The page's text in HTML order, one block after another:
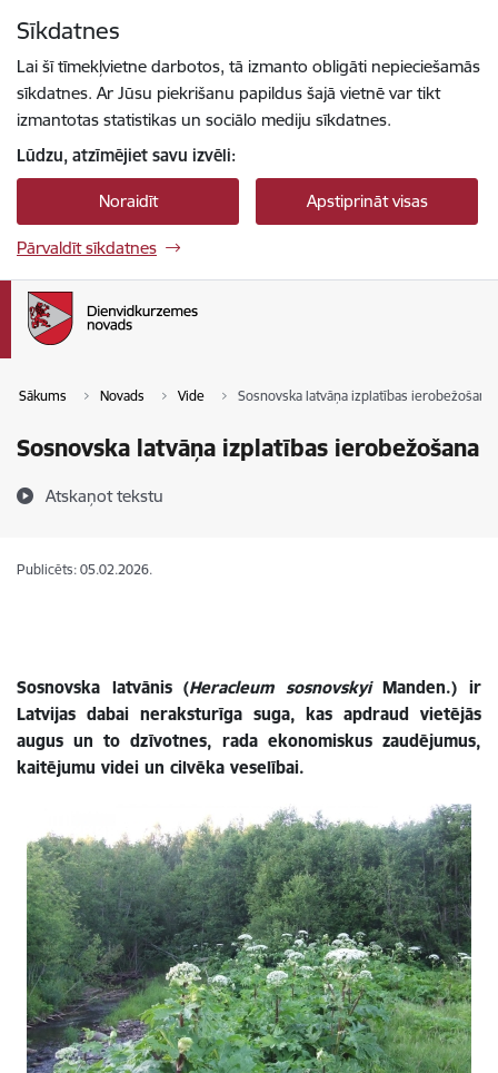
Sīkdatnes
Lai šī tīmekļvietne darbotos, tā izmanto obligāti nepieciešamās
sīkdatnes. Ar Jūsu piekrišanu papildus šajā vietnē var tikt
izmantotas statistikas un sociālo mediju sīkdatnes.
Lūdzu, atzīmējiet savu izvēli:
Noraidīt Apstiprināt visas
Pārvaldīt sīkdatnes
Sākums Novads Vide Sosnovska latvāņa izplatības ierobežošana
Sosnovska latvāņa izplatības ierobežošana
Atskaņot tekstu
Publicēts: 05.02.2026.
Sosnovska latvānis (Heracleum sosnovskyiManden.) ir
Latvijas dabai neraksturīga suga, kas apdraud vietējās
augus un to dzīvotnes, rada ekonomiskus zaudējumus,
kaitējumu videi un cilvēka veselībai.